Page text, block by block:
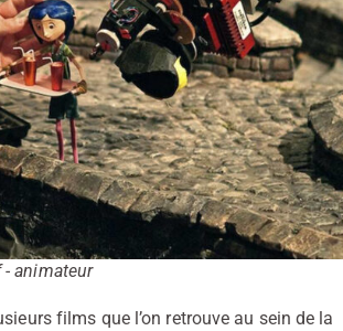
- animateur
films que l’on retrouve au sein de la